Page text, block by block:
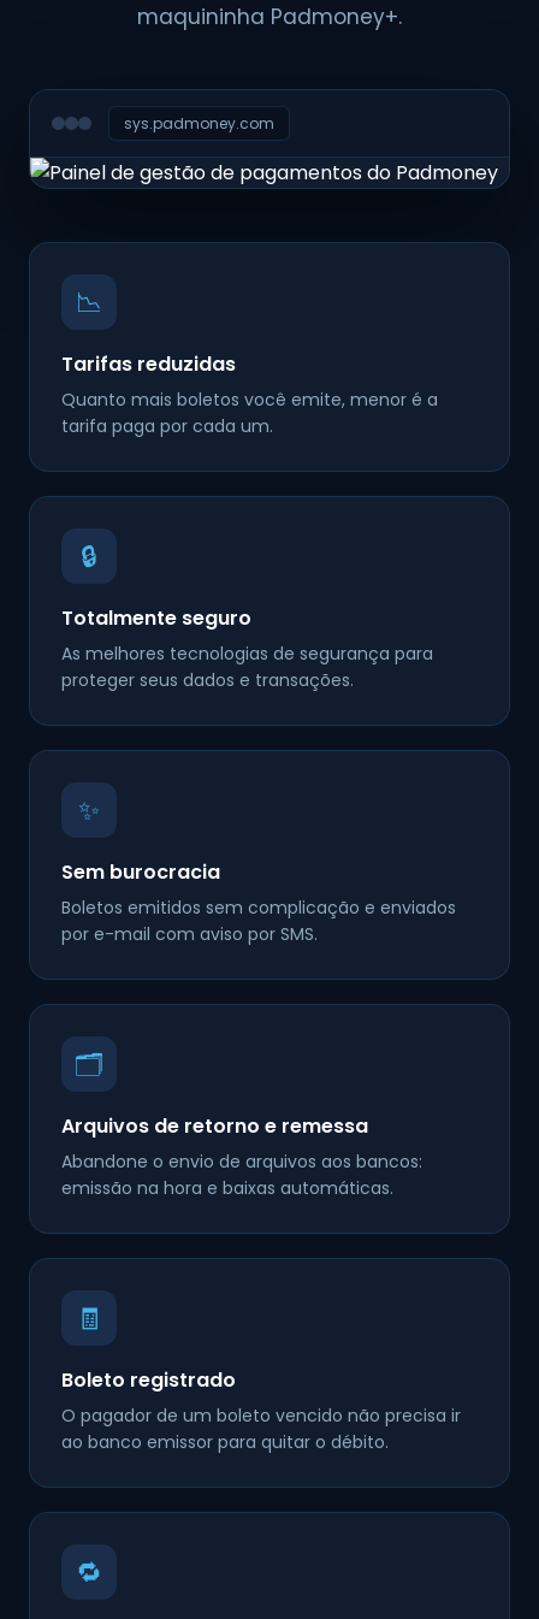
maquininha Padmoney+.
sys.padmoney.com
📉
Tarifas reduzidas
Quanto mais boletos você emite, menor é a
tarifa paga por cada um.
🔒
Totalmente seguro
As melhores tecnologias de segurança para
proteger seus dados e transações.
✨
Sem burocracia
Boletos emitidos sem complicação e enviados
por e-mail com aviso por SMS.
🗂️
Arquivos de retorno e remessa
Abandone o envio de arquivos aos bancos:
emissão na hora e baixas automáticas.
🧾
Boleto registrado
O pagador de um boleto vencido não precisa ir
ao banco emissor para quitar o débito.
🔁